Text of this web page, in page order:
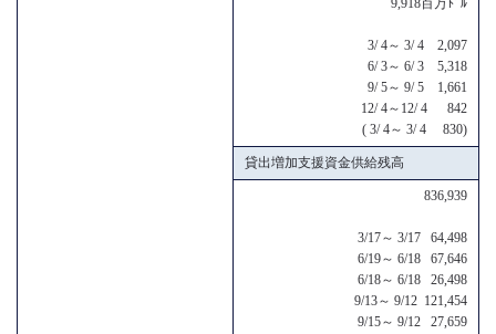
9,918百万ﾄﾞﾙ
3/ 4～ 3/ 4 2,097
6/ 3～ 6/ 3 5,318
9/ 5～ 9/ 5 1,661
12/ 4～12/ 4 842
( 3/ 4～ 3/ 4 830)
貸出増加支援資金供給残高
836,939
3/17～ 3/17 64,498
6/19～ 6/18 67,646
6/18～ 6/18 26,498
9/13～ 9/12 121,454
9/15～ 9/12 27,659